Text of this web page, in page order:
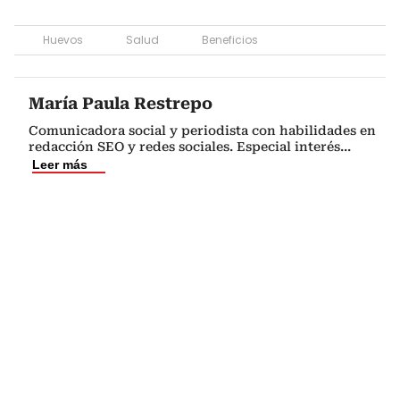
Huevos Salud Beneficios
María Paula Restrepo
Comunicadora social y periodista con habilidades en
redacción SEO y redes sociales. Especial interés...
Leer más